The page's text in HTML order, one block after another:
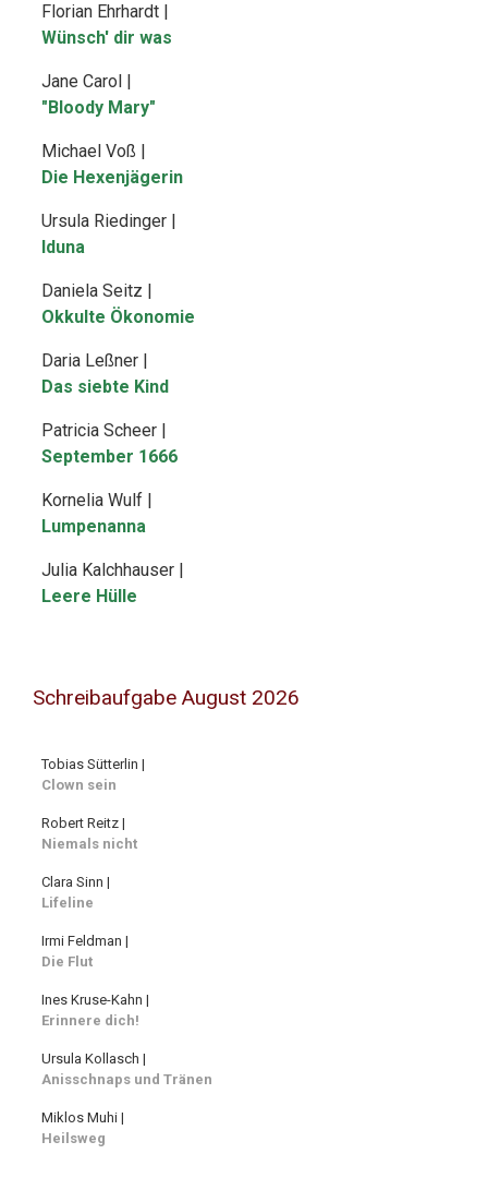
Florian Ehrhardt |
Wünsch' dir was
Jane Carol |
"Bloody Mary"
Michael Voß |
Die Hexenjägerin
Ursula Riedinger |
Iduna
Daniela Seitz |
Okkulte Ökonomie
Daria Leßner |
Das siebte Kind
Patricia Scheer |
September 1666
Kornelia Wulf |
Lumpenanna
Julia Kalchhauser |
Leere Hülle
Schreibaufgabe August 2026
Tobias Sütterlin |
Clown sein
Robert Reitz |
Niemals nicht
Clara Sinn |
Lifeline
Irmi Feldman |
Die Flut
Ines Kruse-Kahn |
Erinnere dich!
Ursula Kollasch |
Anisschnaps und Tränen
Miklos Muhi |
Heilsweg